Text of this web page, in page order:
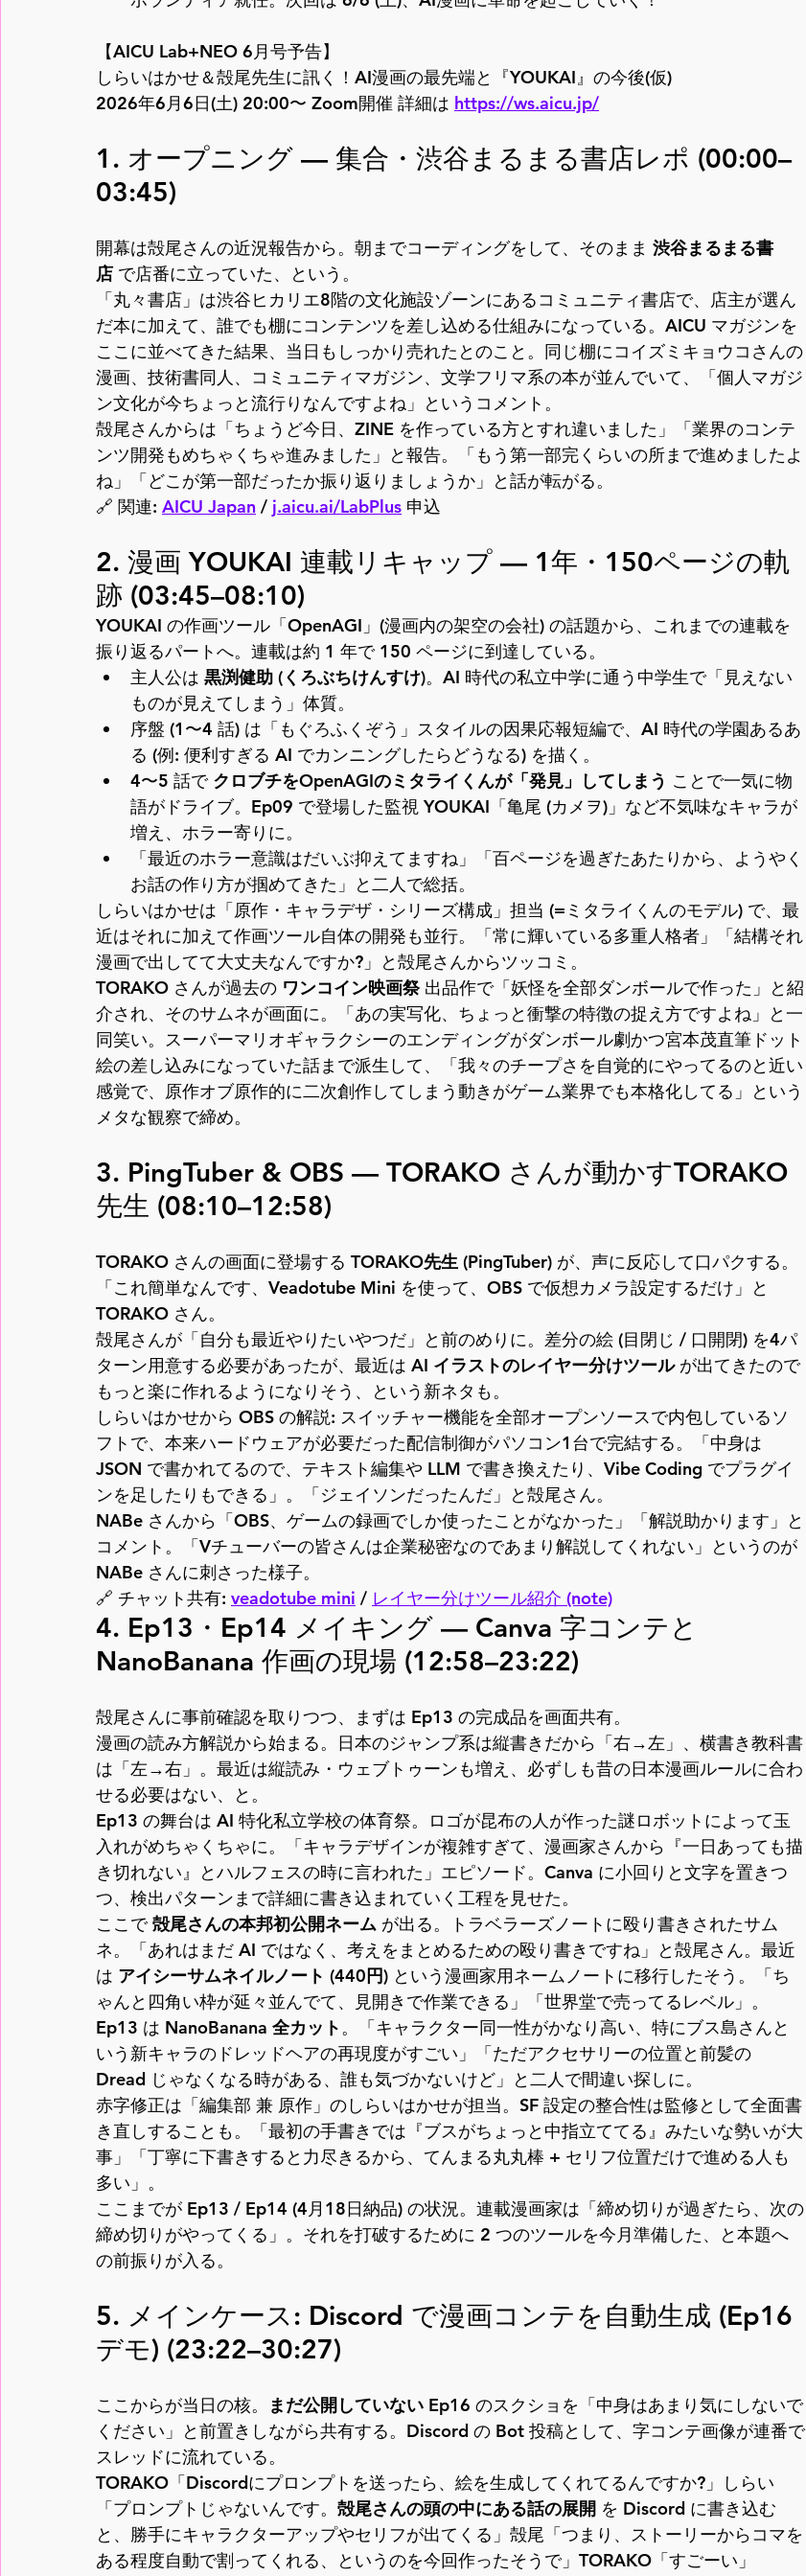
【AICU Lab+NEO 6月号予告】
しらいはかせ＆殻尾先生に訊く！AI漫画の最先端と『YOUKAI』の今後(仮)
2026年6月6日(土) 20:00〜 Zoom開催 詳細は https://ws.aicu.jp/
1. オープニング — 集合・渋谷まるまる書店レポ (00:00–
03:45)
開幕は殻尾さんの近況報告から。朝までコーディングをして、そのまま 渋谷まるまる書
店 で店番に立っていた、という。
「丸々書店」は渋谷ヒカリエ8階の文化施設ゾーンにあるコミュニティ書店で、店主が選ん
だ本に加えて、誰でも棚にコンテンツを差し込める仕組みになっている。AICU マガジンを
ここに並べてきた結果、当日もしっかり売れたとのこと。同じ棚にコイズミキョウコさんの
漫画、技術書同人、コミュニティマガジン、文学フリマ系の本が並んでいて、「個人マガジ
ン文化が今ちょっと流行りなんですよね」というコメント。
殻尾さんからは「ちょうど今日、ZINE を作っている方とすれ違いました」「業界のコンテ
ンツ開発もめちゃくちゃ進みました」と報告。「もう第一部完くらいの所まで進めましたよ
ね」「どこが第一部だったか振り返りましょうか」と話が転がる。
🔗 関連: AICU Japan / j.aicu.ai/LabPlus 申込
2. 漫画 YOUKAI 連載リキャップ — 1年・150ページの軌
跡 (03:45–08:10)
YOUKAI の作画ツール「OpenAGI」(漫画内の架空の会社) の話題から、これまでの連載を
振り返るパートへ。連載は約 1 年で 150 ページに到達している。
主人公は 黒渕健助 (くろぶちけんすけ)。AI 時代の私立中学に通う中学生で「見えない
ものが見えてしまう」体質。
序盤 (1〜4 話) は「もぐろふくぞう」スタイルの因果応報短編で、AI 時代の学園あるあ
る (例: 便利すぎる AI でカンニングしたらどうなる) を描く。
4〜5 話で クロブチをOpenAGIのミタライくんが「発見」してしまう ことで一気に物
語がドライブ。Ep09 で登場した監視 YOUKAI「亀尾 (カメヲ)」など不気味なキャラが
増え、ホラー寄りに。
「最近のホラー意識はだいぶ抑えてますね」「百ページを過ぎたあたりから、ようやく
お話の作り方が掴めてきた」と二人で総括。
しらいはかせは「原作・キャラデザ・シリーズ構成」担当 (=ミタライくんのモデル) で、最
近はそれに加えて作画ツール自体の開発も並行。「常に輝いている多重人格者」「結構それ
漫画で出してて大丈夫なんですか?」と殻尾さんからツッコミ。
TORAKO さんが過去の ワンコイン映画祭 出品作で「妖怪を全部ダンボールで作った」と紹
介され、そのサムネが画面に。「あの実写化、ちょっと衝撃の特徴の捉え方ですよね」と一
同笑い。スーパーマリオギャラクシーのエンディングがダンボール劇かつ宮本茂直筆ドット
絵の差し込みになっていた話まで派生して、「我々のチープさを自覚的にやってるのと近い
感覚で、原作オブ原作的に二次創作してしまう動きがゲーム業界でも本格化してる」という
メタな観察で締め。
3. PingTuber & OBS — TORAKO さんが動かすTORAKO
先生 (08:10–12:58)
TORAKO さんの画面に登場する TORAKO先生 (PingTuber) が、声に反応して口パクする。
「これ簡単なんです、Veadotube Mini を使って、OBS で仮想カメラ設定するだけ」と
TORAKO さん。
殻尾さんが「自分も最近やりたいやつだ」と前のめりに。差分の絵 (目閉じ / 口開閉) を4パ
ターン用意する必要があったが、最近は AI イラストのレイヤー分けツール が出てきたので
もっと楽に作れるようになりそう、という新ネタも。
しらいはかせから OBS の解説: スイッチャー機能を全部オープンソースで内包しているソ
フトで、本来ハードウェアが必要だった配信制御がパソコン1台で完結する。「中身は
JSON で書かれてるので、テキスト編集や LLM で書き換えたり、Vibe Coding でプラグイ
ンを足したりもできる」。「ジェイソンだったんだ」と殻尾さん。
NABe さんから「OBS、ゲームの録画でしか使ったことがなかった」「解説助かります」と
コメント。「Vチューバーの皆さんは企業秘密なのであまり解説してくれない」というのが
NABe さんに刺さった様子。
🔗 チャット共有: veadotube mini / レイヤー分けツール紹介 (note)
4. Ep13・Ep14 メイキング — Canva 字コンテと
NanoBanana 作画の現場 (12:58–23:22)
殻尾さんに事前確認を取りつつ、まずは Ep13 の完成品を画面共有。
漫画の読み方解説から始まる。日本のジャンプ系は縦書きだから「右→左」、横書き教科書
は「左→右」。最近は縦読み・ウェブトゥーンも増え、必ずしも昔の日本漫画ルールに合わ
せる必要はない、と。
Ep13 の舞台は AI 特化私立学校の体育祭。ロゴが昆布の人が作った謎ロボットによって玉
入れがめちゃくちゃに。「キャラデザインが複雑すぎて、漫画家さんから『一日あっても描
き切れない』とハルフェスの時に言われた」エピソード。Canva に小回りと文字を置きつ
つ、検出パターンまで詳細に書き込まれていく工程を見せた。
ここで 殻尾さんの本邦初公開ネーム が出る。トラベラーズノートに殴り書きされたサム
ネ。「あれはまだ AI ではなく、考えをまとめるための殴り書きですね」と殻尾さん。最近
は アイシーサムネイルノート (440円) という漫画家用ネームノートに移行したそう。「ち
ゃんと四角い枠が延々並んでて、見開きで作業できる」「世界堂で売ってるレベル」。
Ep13 は NanoBanana 全カット。「キャラクター同一性がかなり高い、特にブス島さんと
いう新キャラのドレッドヘアの再現度がすごい」「ただアクセサリーの位置と前髪の
Dread じゃなくなる時がある、誰も気づかないけど」と二人で間違い探しに。
赤字修正は「編集部 兼 原作」のしらいはかせが担当。SF 設定の整合性は監修として全面書
き直しすることも。「最初の手書きでは『ブスがちょっと中指立ててる』みたいな勢いが大
事」「丁寧に下書きすると力尽きるから、てんまる丸丸棒 + セリフ位置だけで進める人も
多い」。
ここまでが Ep13 / Ep14 (4月18日納品) の状況。連載漫画家は「締め切りが過ぎたら、次の
締め切りがやってくる」。それを打破するために 2 つのツールを今月準備した、と本題へ
の前振りが入る。
5. メインケース: Discord で漫画コンテを自動生成 (Ep16
デモ) (23:22–30:27)
ここからが当日の核。 まだ公開していない Ep16 のスクショを「中身はあまり気にしないで
ください」と前置きしながら共有する。Discord の Bot 投稿として、字コンテ画像が連番で
スレッドに流れている。
TORAKO「Discordにプロンプトを送ったら、絵を生成してくれてるんですか?」しらい
「プロンプトじゃないんです。 殻尾さんの頭の中にある話の展開 を Discord に書き込む
と、勝手にキャラクターアップやセリフが出てくる」殻尾「つまり、ストーリーからコマを
ある程度自動で割ってくれる、というのを今回作ったそうで」TORAKO「すごーい」